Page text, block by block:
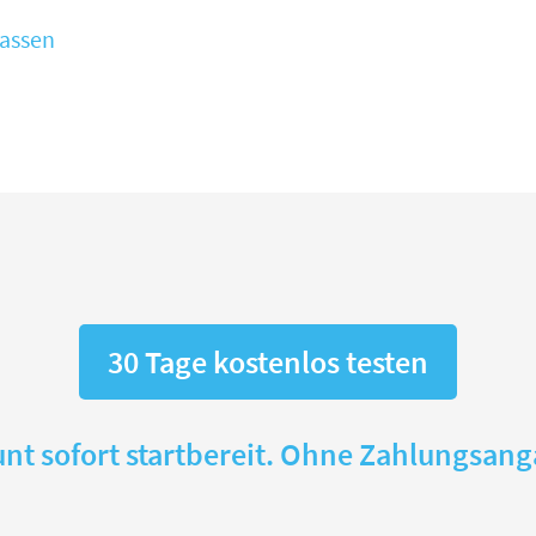
30 Tage kostenlos testen
sofort startbereit. Ohne